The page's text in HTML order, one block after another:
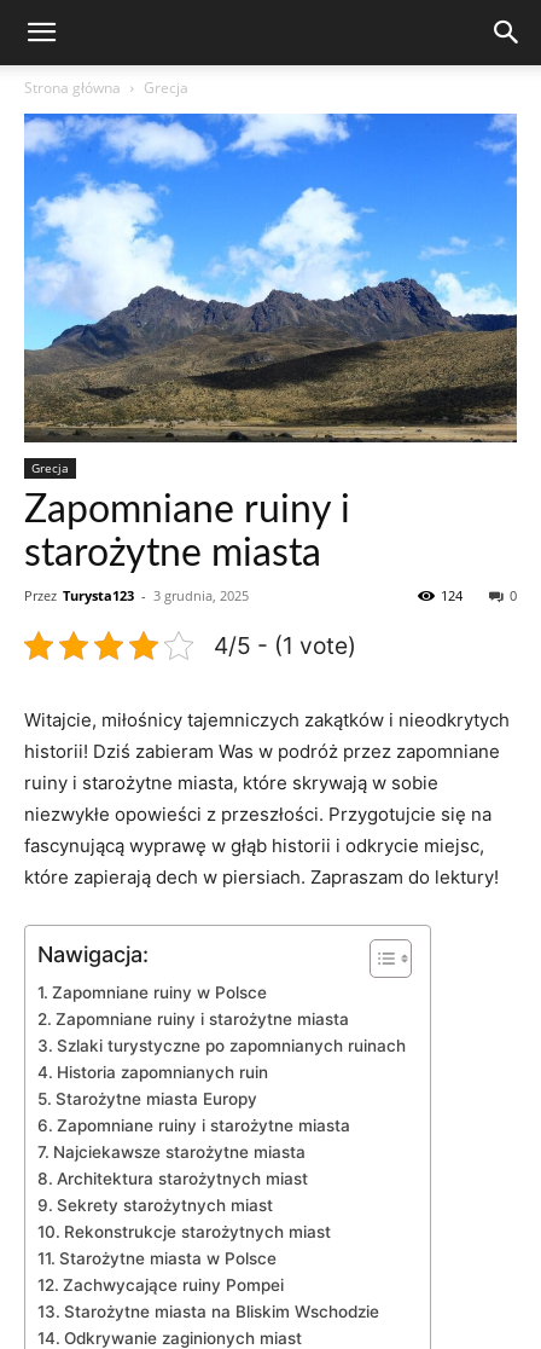
Strona główna Grecja
Grecja
Zapomniane ruiny i
starożytne miasta
Przez Turysta123 - 3 grudnia, 2025 0
124
4/5 - (1 vote)
Witajcie, miłośnicy tajemniczych zakątków i nieodkrytych
historii! ⁣Dziś zabieram Was w podróż przez zapomniane
ruiny i starożytne ​miasta, które skrywają w sobie
niezwykłe opowieści z przeszłości. Przygotujcie się na
fascynującą wyprawę ⁣w głąb historii i⁤ odkrycie miejsc,
które zapierają dech w piersiach. Zapraszam do lektury!
Nawigacja:
Zapomniane ruiny w Polsce
Zapomniane ruiny i starożytne ‌miasta
Szlaki ⁣turystyczne⁢ po​ zapomnianych ruinach
Historia zapomnianych ruin
Starożytne miasta ⁣Europy
Zapomniane ruiny i ⁤starożytne miasta
Najciekawsze starożytne miasta
Architektura starożytnych miast
Sekrety starożytnych miast
Rekonstrukcje starożytnych ⁣miast
Starożytne miasta w Polsce
Zachwycające ruiny⁣ Pompei
Starożytne ⁢miasta na⁣ Bliskim Wschodzie
Odkrywanie zaginionych miast